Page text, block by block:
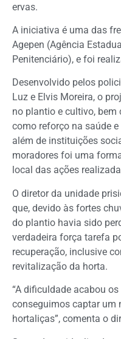
ervas.
A iniciativa é uma das
Agepen (Agência
Penitenciário), e foi
Desenvolvido pelos
Luz e Elvis Moreira, o
no plantio e cultivo,
como reforço na saúde
além de instituições
moradores foi uma
local das ações
O diretor da unidade
que, devido às fortes
do plantio havia sido
verdadeira força tarefa
recuperação, inclusive
revitalização da horta.
“A dificuldade acabou
conseguimos captar um
hortaliças”, comenta o